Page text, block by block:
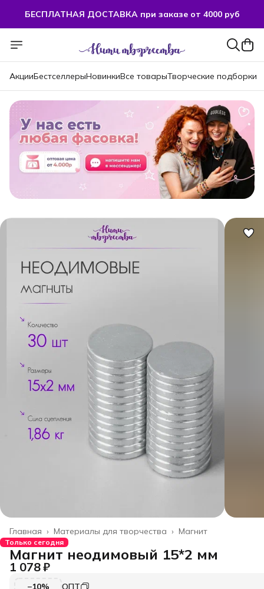
БЕСПЛАТНАЯ ДОСТАВКА при заказе от 4000 руб
АкцииБестселлерыНовинкиВсе товарыТворческие подборки
Магнит
Материалы для творчества ›
Главная ›
Только сегодня
Магнит неодимовый 15*2 мм
1 078 ₽
−10% ОПТ